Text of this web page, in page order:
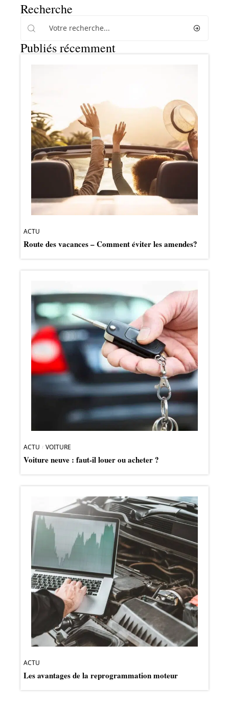
Recherche
Publiés récemment
ACTU
Route des vacances – Comment éviter les amendes?
ACTU VOITURE
Voiture neuve : faut-il louer ou acheter ?
ACTU
Les avantages de la reprogrammation moteur